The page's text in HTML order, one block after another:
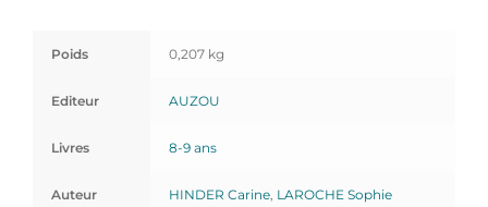
Poids 0,207 kg
Editeur AUZOU
Livres 8-9 ans
Auteur HINDER Carine, LAROCHE Sophie